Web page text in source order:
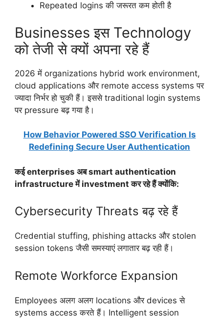
Repeated logins की जरूरत कम होती है
Businesses इस Technology
को तेजी से क्यों अपना रहे हैं
2026 में organizations hybrid work environment,
cloud applications और remote access systems पर
ज्यादा निर्भर हो चुकी हैं। इससे traditional login systems
पर pressure बढ़ गया है।
How Behavior Powered SSO Verification Is
Redefining Secure User Authentication
कई enterprises अब smart authentication
infrastructure में investment कर रहे हैं क्योंकि:
Cybersecurity Threats बढ़ रहे हैं
Credential stuffing, phishing attacks और stolen
session tokens जैसी समस्याएं लगातार बढ़ रही हैं।
Remote Workforce Expansion
Employees अलग अलग locations और devices से
systems access करते हैं। Intelligent session